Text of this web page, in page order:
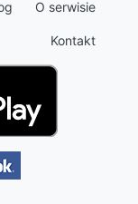
O serwisie
Kontakt